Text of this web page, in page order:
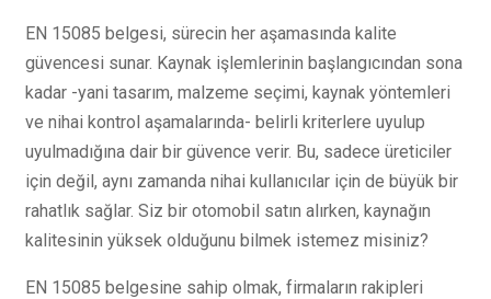
EN 15085 belgesi, sürecin her aşamasında kalite
güvencesi sunar. Kaynak işlemlerinin başlangıcından sona
kadar -yani tasarım, malzeme seçimi, kaynak yöntemleri
ve nihai kontrol aşamalarında- belirli kriterlere uyulup
uyulmadığına dair bir güvence verir. Bu, sadece üreticiler
için değil, aynı zamanda nihai kullanıcılar için de büyük bir
rahatlık sağlar. Siz bir otomobil satın alırken, kaynağın
kalitesinin yüksek olduğunu bilmek istemez misiniz?
EN 15085 belgesine sahip olmak, firmaların rakipleri